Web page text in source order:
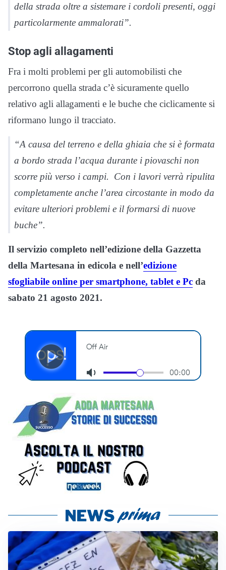
della strada oltre a sistemare i cordoli presenti, oggi
particolarmente ammalorati”.
Stop agli allagamenti
Fra i molti problemi per gli automobilisti che
percorrono quella strada c’è sicuramente quello
relativo agli allagamenti e le buche che ciclicamente si
riformano lungo il tracciato.
“A causa del terreno e della ghiaia che si è formata
a bordo strada l’acqua durante i piovaschi non
scorre più verso i campi. Con i lavori verrà ripulita
completamente anche l’area circostante in modo da
evitare ulteriori problemi e il formarsi di nuove
buche”.
Il servizio completo nell’edizione della Gazzetta
della Martesana in edicola e nell’edizione
sfogliabile online per smartphone, tablet e Pc da
sabato 21 agosto 2021.